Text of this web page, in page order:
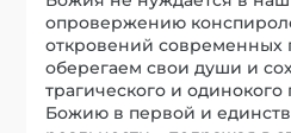
опровержению
откровений современных
оберегаем свои души и
трагического и
Божию в первой и